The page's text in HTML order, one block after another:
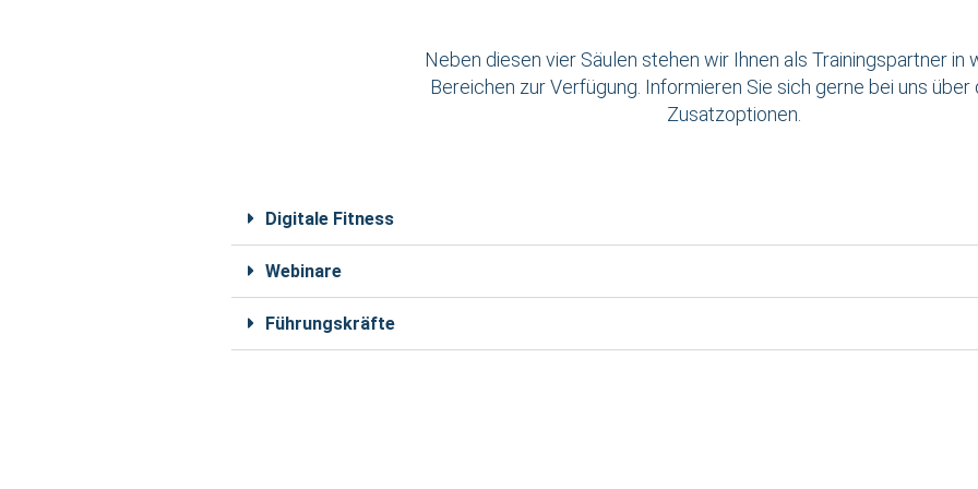
Neben diesen vier Säulen stehen wir Ihnen als Trainingspartner in
Bereichen zur Verfügung. Informieren Sie sich gerne bei uns über
Zusatzoptionen.
Digitale Fitness
Webinare
Führungskräfte